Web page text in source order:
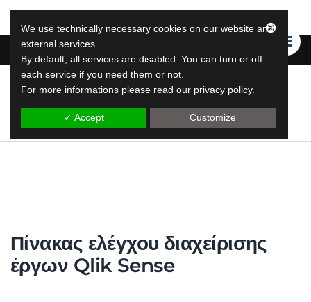
LeapLytics
Λύσεις υποβολής εκθέσεων leap
Πίνακας ελέγχου διαχείρισης
έργων Qlik Sense
We use technically necessary cookies on our website and
external services.
By default, all services are disabled. You can turn or off
each service if you need them or not.
For more informations please read our privacy policy.
✓ Accept Customize